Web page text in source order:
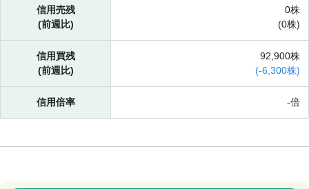
信用売残
(前週比)
0株
(0株)
信用買残
(前週比)
92,900株
(-6,300株)
信用倍率 -倍